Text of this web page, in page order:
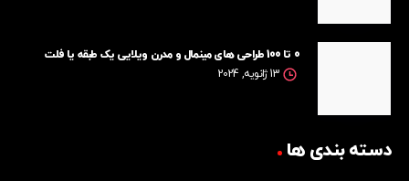
0 تا 100 طراحی های مینمال و مدرن ویلایی یک طبقه یا فلت
13 ژانویه, 2024
دسته بندی ها